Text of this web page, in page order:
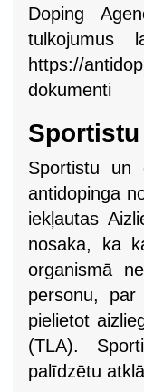
Doping
tulkojumus
https://
dokumenti
Sportistu
antidopinga
iekļautas
nosaka, ka
organismā
personu,
pielietot
(TLA).
palīdzētu